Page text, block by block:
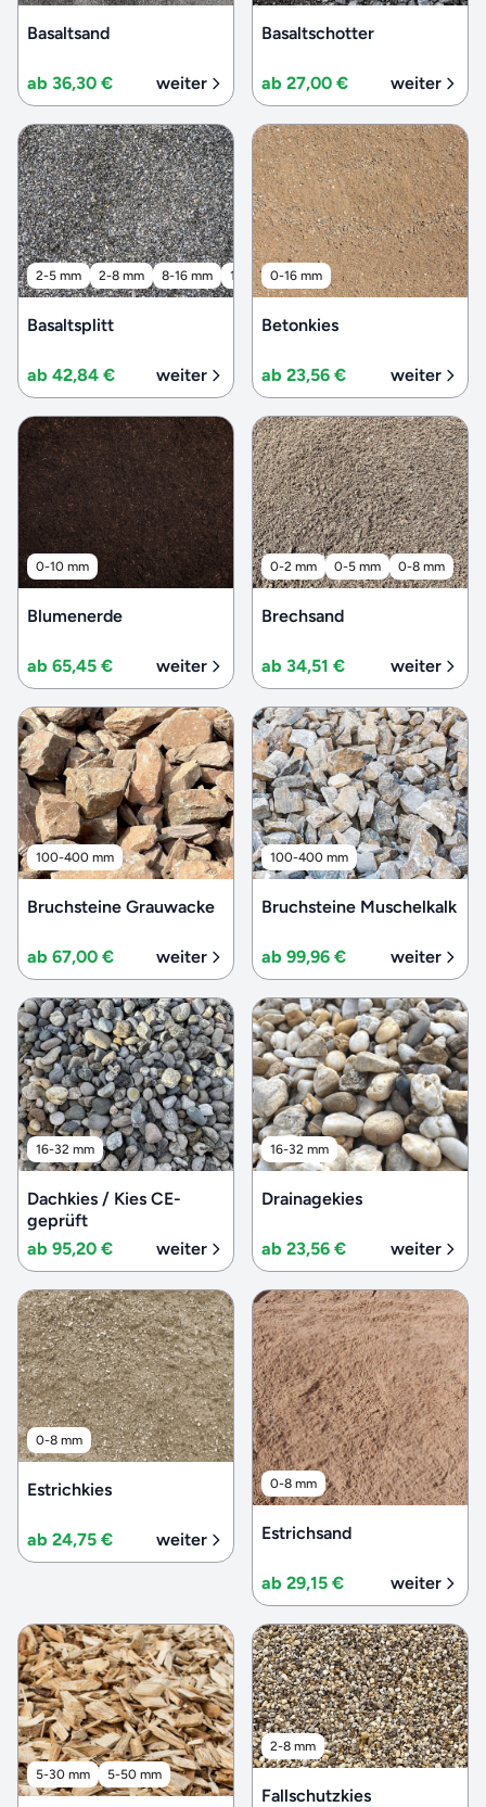
Basaltsand
ab 36,30 € weiter
Basaltschotter
ab 27,00 € weiter
2-5 mm 2-8 mm 8-16 mm 16-32 mm 32-56 mm
Basaltsplitt
ab 42,84 € weiter
0-16 mm
Betonkies
ab 23,56 € weiter
0-10 mm
Blumenerde
ab 65,45 € weiter
0-2 mm 0-5 mm 0-8 mm
Brechsand
ab 34,51 € weiter
100-400 mm
Bruchsteine Grauwacke
ab 67,00 € weiter
100-400 mm
Bruchsteine Muschelkalk
ab 99,96 € weiter
16-32 mm
Dachkies / Kies CE-
geprüft
ab 95,20 €
weiter
16-32 mm
Drainagekies
ab 23,56 € weiter
0-8 mm
Estrichkies
ab 24,75 € weiter
0-8 mm
Estrichsand
ab 29,15 € weiter
5-30 mm 5-50 mm
2-8 mm
Fallschutzkies